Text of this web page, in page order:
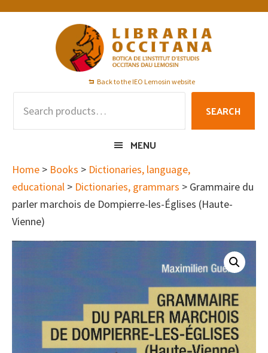
Skip
Skip
Skip
Back to the IEO Lemosin website
SEARCH
MENU
Home > Books > Dictionaries, language,
educational > Dictionaries, grammars > Grammaire du
parler marchois de Dompierre-les-Églises (Haute-
Vienne)